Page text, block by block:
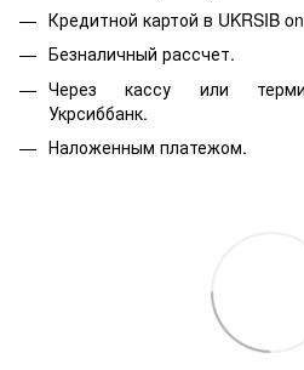
Кредитной картой в UKRSIB
Безналичный рассчет.
Через кассу или
Укрсиббанк.
Наложенным платежом.